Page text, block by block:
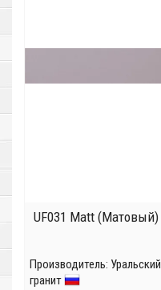
UF031 Matt (Матовый)
Производитель: Уральский
гранит